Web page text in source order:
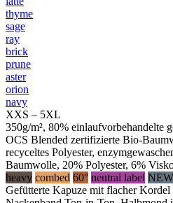
thyme
sage
ray
brick
prune
aster
orion
navy
XXS – 5XL
350g/m², 80% einlaufvorbehandelte
OCS Blended zertifizierte Bio-
recyceltes Polyester,
Baumwolle, 20% Polyester, 6%
heavy combed 60° neutral label
Gefütterte Kapuze mit flacher